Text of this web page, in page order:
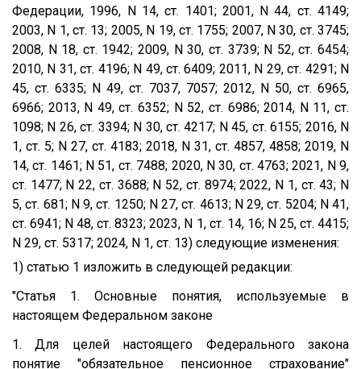
Федерации, 1996, N 14, ст. 1401; 2001, N 44, ст. 4149;
2003, N 1, ст. 13; 2005, N 19, ст. 1755; 2007, N 30, ст. 3745;
2008, N 18, ст. 1942; 2009, N 30, ст. 3739; N 52, ст. 6454;
2010, N 31, ст. 4196; N 49, ст. 6409; 2011, N 29, ст. 4291; N
45, ст. 6335; N 49, ст. 7037, 7057; 2012, N 50, ст. 6965,
6966; 2013, N 49, ст. 6352; N 52, ст. 6986; 2014, N 11, ст.
1098; N 26, ст. 3394; N 30, ст. 4217; N 45, ст. 6155; 2016, N
1, ст. 5; N 27, ст. 4183; 2018, N 31, ст. 4857, 4858; 2019, N
14, ст. 1461; N 51, ст. 7488; 2020, N 30, ст. 4763; 2021, N 9,
ст. 1477; N 22, ст. 3688; N 52, ст. 8974; 2022, N 1, ст. 43; N
5, ст. 681; N 9, ст. 1250; N 27, ст. 4613; N 29, ст. 5204; N 41,
ст. 6941; N 48, ст. 8323; 2023, N 1, ст. 14, 16; N 25, ст. 4415;
N 29, ст. 5317; 2024, N 1, ст. 13) следующие изменения:
1) статью 1 изложить в следующей редакции:
"Статья 1. Основные понятия, используемые в
настоящем Федеральном законе
1. Для целей настоящего Федерального закона
понятие "обязательное пенсионное страхование"